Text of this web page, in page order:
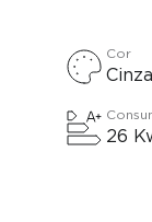
Cor
Cinza
26